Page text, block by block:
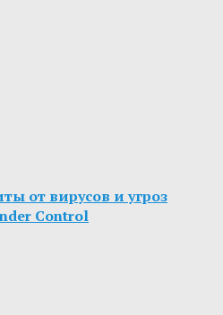
от вирусов и угроз
Control